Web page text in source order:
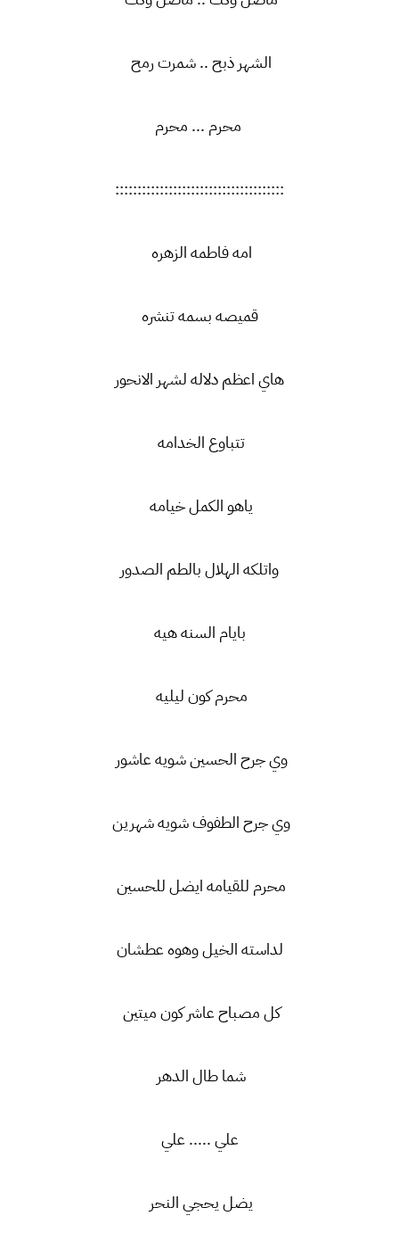
الشهر ذبح .. شمرت رمح
محرم ... محرم
::::::::::::::::::::::::::::::::::::::
امه فاطمه الزهره
قميصه بسمه تنشره
هاي اعظم دلاله لشهر الانحور
تتباوع الخدامه
ياهو الكمل خيامه
واتلكه الهلال بالطم الصدور
بايام السنه هيه
محرم كون ليليه
وي جرح الحسين شويه عاشور
وي جرح الطفوف شويه شهرين
محرم للقيامه ايضل للحسين
لداسته الخيل وهوه عطشان
كل مصباح عاشر كون ميتين
شما طال الدهر
علي ..... علي
يضل يحجي النحر